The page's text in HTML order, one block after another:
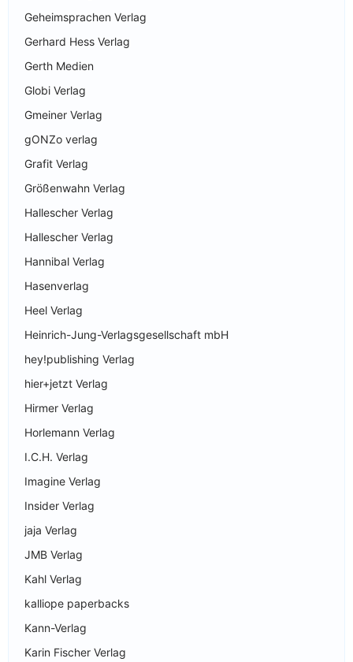
Geheimsprachen Verlag
Gerhard Hess Verlag
Gerth Medien
Globi Verlag
Gmeiner Verlag
gONZo verlag
Grafit Verlag
Größenwahn Verlag
Hallescher Verlag
Hallescher Verlag
Hannibal Verlag
Hasenverlag
Heel Verlag
Heinrich-Jung-Verlagsgesellschaft mbH
hey!publishing Verlag
hier+jetzt Verlag
Hirmer Verlag
Horlemann Verlag
I.C.H. Verlag
Imagine Verlag
Insider Verlag
jaja Verlag
JMB Verlag
Kahl Verlag
kalliope paperbacks
Kann-Verlag
Karin Fischer Verlag